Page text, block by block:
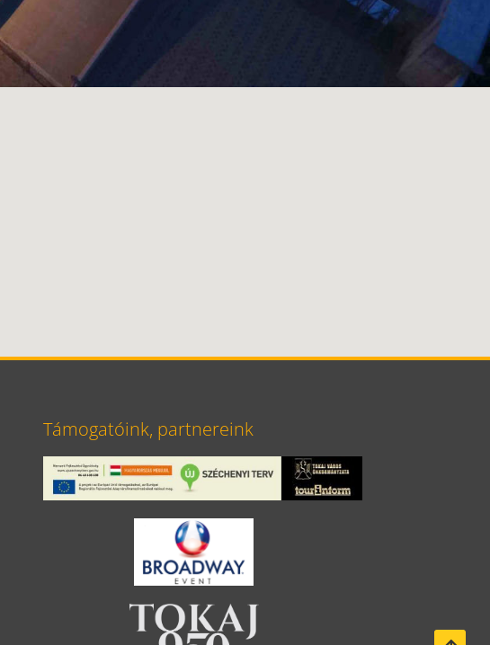
Támogatóink, partnereink